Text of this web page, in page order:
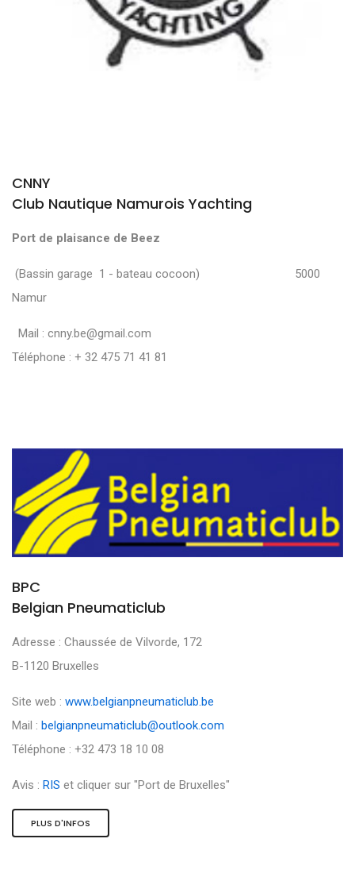
CNNY
Club Nautique Namurois Yachting
Port de plaisance de Beez
(Bassin garage 1 - bateau cocoon) 5000
Namur
Mail : cnny.be@gmail.com
Téléphone : + 32 475 71 41 81
BPC
Belgian Pneumaticlub
Adresse : Chaussée de Vilvorde, 172
B-1120 Bruxelles
Site web : www.belgianpneumaticlub.be
Mail : belgianpneumaticlub@outlook.com
Téléphone : +32 473 18 10 08
Avis : RIS et cliquer sur "Port de Bruxelles"
PLUS D'INFOS